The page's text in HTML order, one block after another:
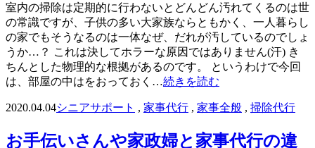
室内の掃除は定期的に行わないとどんどん汚れてくるのは世
の常識ですが、子供の多い大家族ならともかく、一人暮らし
の家でもそうなるのは一体なぜ、だれが汚しているのでしょ
うか…？ これは決してホラーな原因ではありません(汗) き
ちんとした物理的な根拠があるのです。 というわけで今回
は、部屋の中はをおっておく…続きを読む
2020.04.04シニアサポート , 家事代行 , 家事全般 , 掃除代行
お手伝いさんや家政婦と家事代行の違